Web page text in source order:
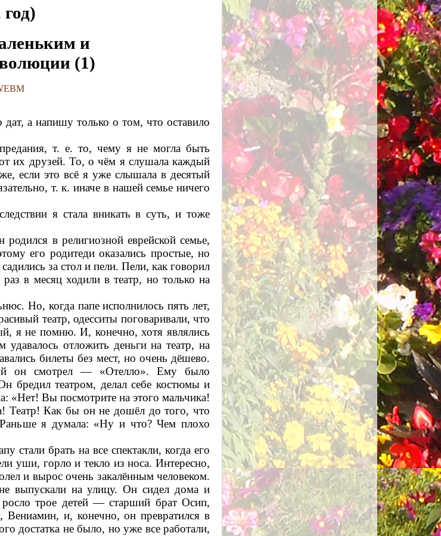
и
(1)
а напишу только о том, что оставило
т. е. то, чему я не могла быть
их друзей. То, о чём я слушала каждый
если это всё я уже слышала в десятый
т. к. иначе в нашей семье ничего
я стала вникать в суть, и тоже
в религиозной еврейской семье,
его родитеди оказались простые, но
за стол и пели. Пели, как говорил
в месяц ходили в театр, но только на
Но, когда папе исполнилось пять лет,
театр, одесситы поговаривали, что
я не помню. И, конечно, хотя являлись
отложить деньги на театр, на
билеты без мест, но очень дёшево.
он смотрел — «Отелло». Ему было
бредил театром, делал себе костюмы и
«Нет! Вы посмотрите на этого мальчика!
Театр! Как бы он не дошёл до того, что
Раньше я думала: «Ну и что? Чем плохо
брать на все спектакли, когда его
уши, горло и текло из носа. Интересно,
и вырос очень закалённым человеком.
выпускали на улицу. Он сидел дома и
трое детей — старший брат Осип,
и, конечно, он превратился в
достатка не было, но уже все работали,